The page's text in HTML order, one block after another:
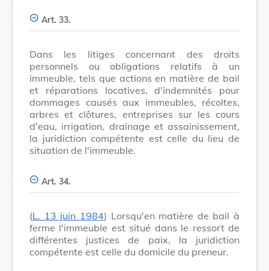
Art. 33.
Dans les litiges concernant des droits
personnels ou obligations relatifs à un
immeuble, tels que actions en matière de bail
et réparations locatives, d'indemnités pour
dommages causés aux immeubles, récoltes,
arbres et clôtures, entreprises sur les cours
d'eau, irrigation, drainage et assainissement,
la juridiction compétente est celle du lieu de
situation de l'immeuble.
Art. 34.
(L. 13 juin 1984) Lorsqu'en matière de bail à
ferme l'immeuble est situé dans le ressort de
différentes justices de paix, la juridiction
compétente est celle du domicile du preneur.